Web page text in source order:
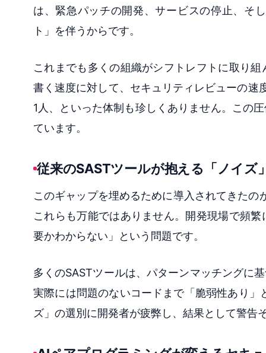
は、緊急パッチの開発、サービスの停止、そ
ト」を伴うからです。
これまでも多くの組織がシフトレフトに取り
書く速度に対して、セキュリティレビューの
1人、といった体制も珍しくありません。この
ています。
従来のSASTツールが抱える「ノイズ
このギャップを埋めるために導入されてきた
これらも万能ではありません。開発現場で頻
要かわからない」という問題です。
多くのSASTツールは、パターンマッチングに
実際には問題のないコードまで「脆弱性あり
ズ」の選別に開発者が疲弊し、結果として警